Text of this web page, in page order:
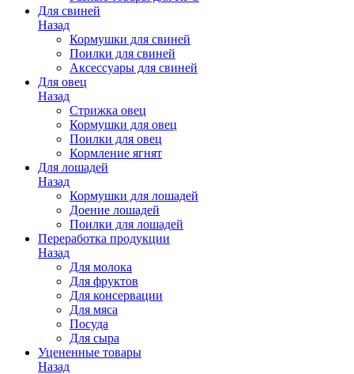
Для свиней
Назад
Кормушки для свиней
Поилки для свиней
Аксессуары для свиней
Для овец
Назад
Стрижка овец
Кормушки для овец
Поилки для овец
Кормление ягнят
Для лошадей
Назад
Кормушки для лошадей
Доение лошадей
Поилки для лошадей
Переработка продукции
Назад
Для молока
Для фруктов
Для консервации
Для мяса
Посуда
Для сыра
Уцененные товары
Назад